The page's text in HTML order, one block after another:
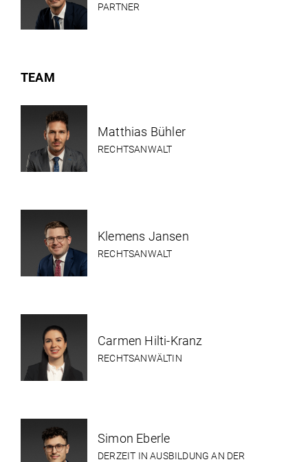
PARTNER
TEAM
Matthias Bühler
RECHTSANWALT
Klemens Jansen
RECHTSANWALT
Carmen Hilti-Kranz
RECHTSANWÄLTIN
Simon Eberle
DERZEIT IN AUSBILDUNG AN DER